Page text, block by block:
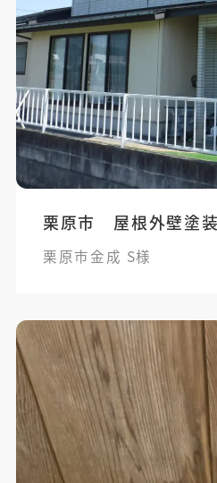
栗原市 屋根外壁塗装
栗原市金成 S様